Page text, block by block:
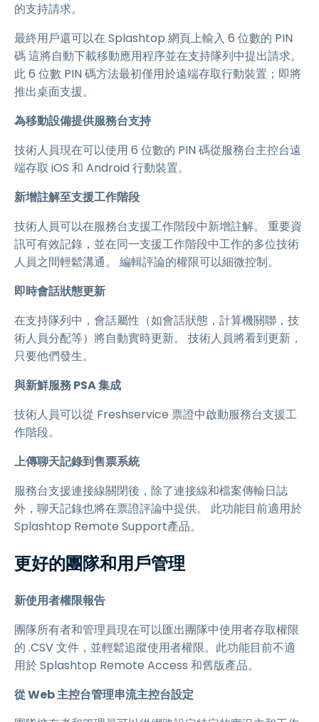
的支持請求。
最終用戶還可以在 Splashtop 網頁上輸入 6 位數的 PIN
碼 這將自動下載移動應用程序並在支持隊列中提出請求。
此 6 位數 PIN 碼方法最初僅用於遠端存取行動裝置；即將
推出桌面支援。
為移動設備提供服務台支持
技術人員現在可以使用 6 位數的 PIN 碼從服務台主控台遠
端存取 iOS 和 Android 行動裝置。
新增註解至支援工作階段
技術人員可以在服務台支援工作階段中新增註解。 重要資
訊可有效記錄，並在同一支援工作階段中工作的多位技術
人員之間輕鬆溝通。 編輯評論的權限可以細微控制。
即時會話狀態更新
在支持隊列中，會話屬性（如會話狀態，計算機關聯，技
術人員分配等）將自動實時更新。 技術人員將看到更新，
只要他們發生。
與新鮮服務 PSA 集成
技術人員可以從 Freshservice 票證中啟動服務台支援工
作階段。
上傳聊天記錄到售票系統
服務台支援連接線關閉後，除了連接線和檔案傳輸日誌
外，聊天記錄也將在票證評論中提供。 此功能目前適用於
Splashtop Remote Support產品。
更好的團隊和用戶管理
新使用者權限報告
團隊所有者和管理員現在可以匯出團隊中使用者存取權限
的 .CSV 文件，並輕鬆追蹤使用者權限。此功能目前不適
用於 Splashtop Remote Access 和舊版產品。
從 Web 主控台管理串流主控台設定